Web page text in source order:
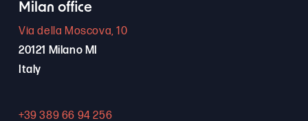
Milan office
Via della Moscova, 10
20121 Milano MI
Italy
+39 389 66 94 256